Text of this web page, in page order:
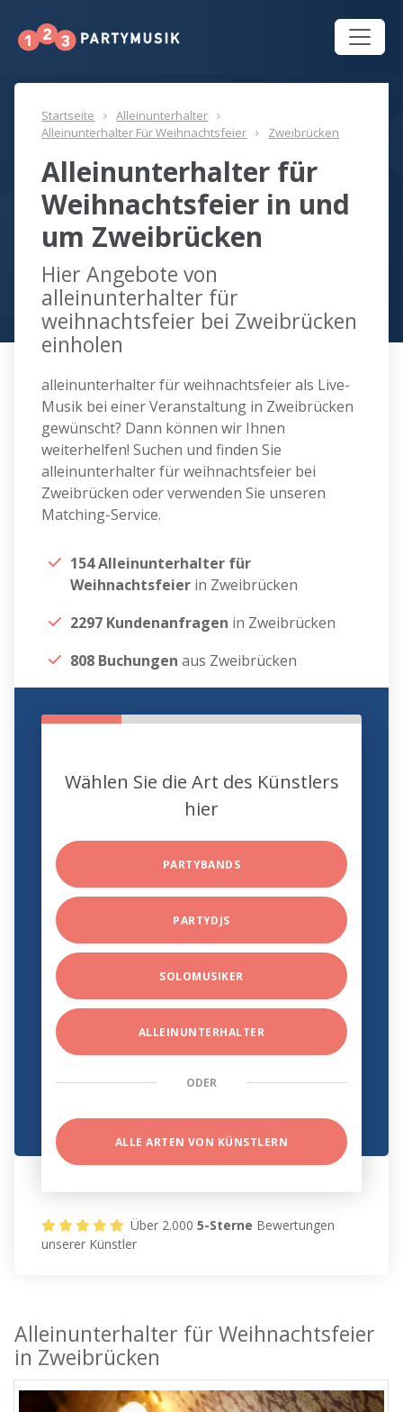
Startseite
Alleinunterhalter
Alleinunterhalter Für Weihnachtsfeier
Zweibrücken
Alleinunterhalter für
Weihnachtsfeier in und
um Zweibrücken
Hier Angebote von
alleinunterhalter für
weihnachtsfeier bei Zweibrücken
einholen
alleinunterhalter für weihnachtsfeier als Live-
Musik bei einer Veranstaltung in Zweibrücken
gewünscht? Dann können wir Ihnen
weiterhelfen! Suchen und finden Sie
alleinunterhalter für weihnachtsfeier bei
Zweibrücken oder verwenden Sie unseren
Matching-Service.
154 Alleinunterhalter für
Weihnachtsfeier in Zweibrücken
2297 Kundenanfragen in Zweibrücken
808 Buchungen aus Zweibrücken
Wählen Sie die Art des Künstlers
hier
PARTYBANDS
PARTYDJS
SOLOMUSIKER
ALLEINUNTERHALTER
ODER
ALLE ARTEN VON KÜNSTLERN
Über 2.0005-Sterne Bewertungen
unserer Künstler
Alleinunterhalter für Weihnachtsfeier
in Zweibrücken